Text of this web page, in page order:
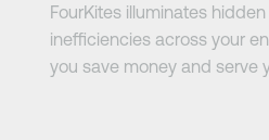
FourKites illuminates
inefficiencies across your
you save money and serve